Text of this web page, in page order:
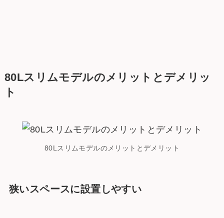
80Lスリムモデルのメリットとデメリッ
ト
80Lスリムモデルのメリットとデメリット
狭いスペースに設置しやすい